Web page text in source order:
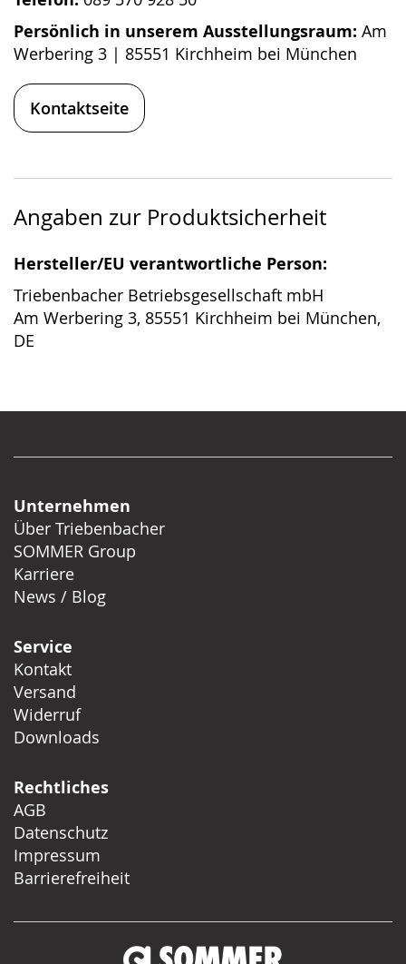
Persönlich in unserem Ausstellungsraum: Am
Werbering 3 | 85551 Kirchheim bei München
Kontaktseite
Angaben zur Produktsicherheit
Hersteller/EU verantwortliche Person:
Triebenbacher Betriebsgesellschaft mbH
Am Werbering 3, 85551 Kirchheim bei München,
DE
Unternehmen
Über Triebenbacher
SOMMER Group
Karriere
News / Blog
Service
Kontakt
Versand
Widerruf
Downloads
Rechtliches
AGB
Datenschutz
Impressum
Barrierefreiheit